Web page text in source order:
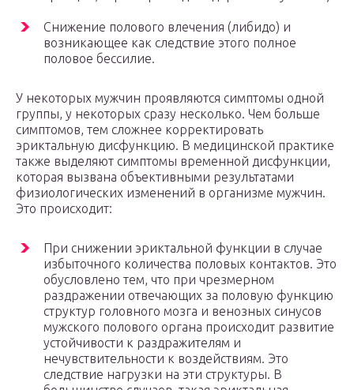
Снижение полового влечения (либидо) и
возникающее как следствие этого полное
половое бессилие.
У некоторых мужчин проявляются симптомы одной
группы, у некоторых сразу несколько. Чем больше
симптомов, тем сложнее корректировать
эриктальную дисфункцию. В медицинской практике
также выделяют симптомы временной дисфункции,
которая вызвана объективными результатами
физиологических изменений в организме мужчин.
Это происходит:
При снижении эриктальной функции в случае
избыточного количества половых контактов. Это
обусловлено тем, что при чрезмерном
раздражении отвечающих за половую функцию
структур головного мозга и венозных синусов
мужского полового органа происходит развитие
устойчивости к раздражителям и
нечувствительности к воздействиям. Это
следствие нагрузки на эти структуры. В